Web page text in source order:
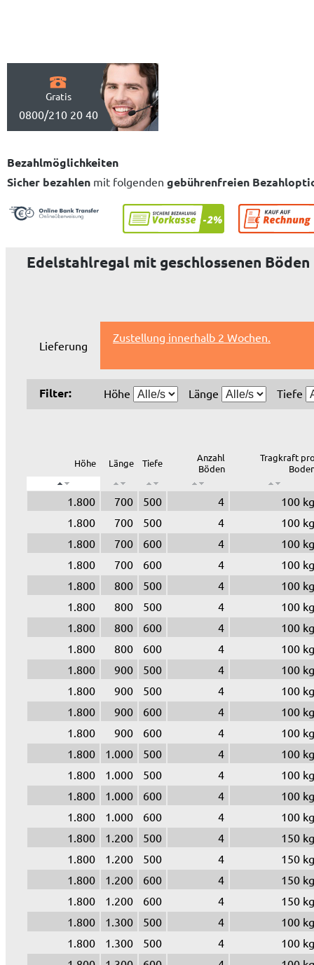
Gratis
0800/210 20 40
Bezahlmöglichkeiten
Sicher bezahlen mit folgenden gebührenfreien
Edelstahlregal mit geschlossenen
Lieferung
Zustellung innerhalb 2 Wochen.
Filter: Höhe Länge Tiefe
Höhe Länge Tiefe
Anzahl
Böden
Tragkraft
1.800 700 500 4
100 kg
1.800
700 500 4
100 kg
1.800
700 600 4
100 kg
1.800
700 600 4
100 kg
1.800
800 500 4
100 kg
1.800
800 500 4
100 kg
1.800
800 600 4
100 kg
1.800
800 600 4
100 kg
1.800
900 500 4
100 kg
1.800
900 500 4
100 kg
1.800
900 600 4
100 kg
1.800
900 600 4
100 kg
1.800
1.000 500 4
100 kg
1.800
1.000 500 4
100 kg
1.800
1.000 600 4
100 kg
1.800
1.000 600 4
100 kg
1.800
1.200 500 4
150 kg
1.800
1.200 500 4
150 kg
1.800
1.200 600 4
150 kg
1.800
1.200 600 4
150 kg
1.800
1.300 500 4
100 kg
1.800
1.300 500 4
100 kg